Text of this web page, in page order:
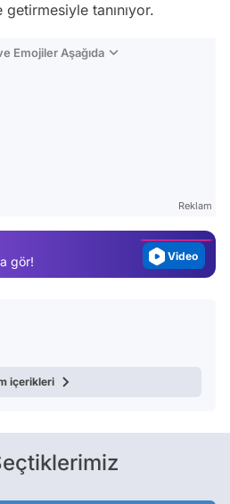
tanınıyor.
Emojiler Aşağıda
Reklam
gör!
Video
içerikleri